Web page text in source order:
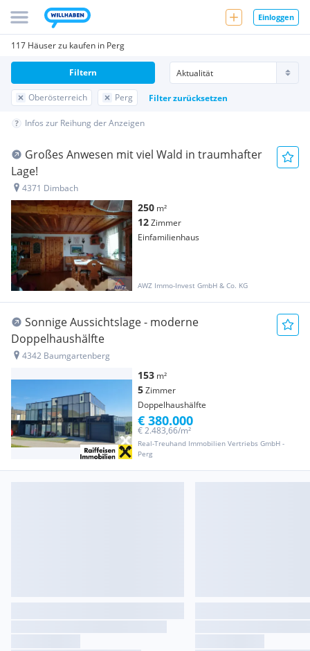
Einloggen
117 Häuser zu kaufen in Perg
Oberösterreich Perg Filter zurücksetzen
Filtern
Infos zur Reihung der Anzeigen
Großes Anwesen mit viel Wald in traumhafter
Lage!
4371 Dimbach
250 m²
12Zimmer
Einfamilienhaus
AWZ Immo-Invest GmbH & Co. KG
Sonnige Aussichtslage - moderne
Doppelhaushälfte
4342 Baumgartenberg
153 m²
5Zimmer
Doppelhaushälfte
Real-Treuhand Immobilien Vertriebs GmbH -
Perg
€ 2.483,66/m²
€ 380.000